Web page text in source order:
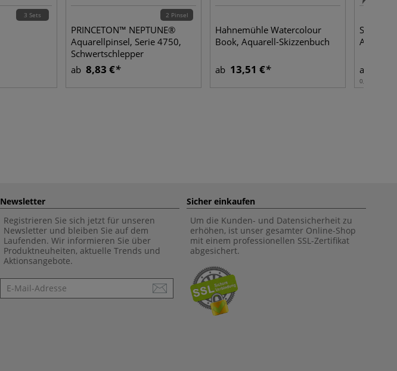
3 Sets 2 Pinsel
PRINCETON™ NEPTUNE®
Aquarellpinsel, Serie 4750,
Schwertschlepper
ab 8,83 €
Hahnemühle Watercolour
Book, Aquarell-Skizzenbuch
ab 13,51 € ab
0,10 l | 1 l:
Newsletter
Registrieren Sie sich jetzt für unseren
Newsletter und bleiben Sie auf dem
Laufenden. Wir informieren Sie über
Produktneuheiten, aktuelle Trends und
Aktionsangebote.
Newsletter
Sicher einkaufen
Um die Kunden- und Datensicherheit zu
erhöhen, ist unser gesamter Online-Shop
mit einem professionellen SSL-Zertifikat
abgesichert.